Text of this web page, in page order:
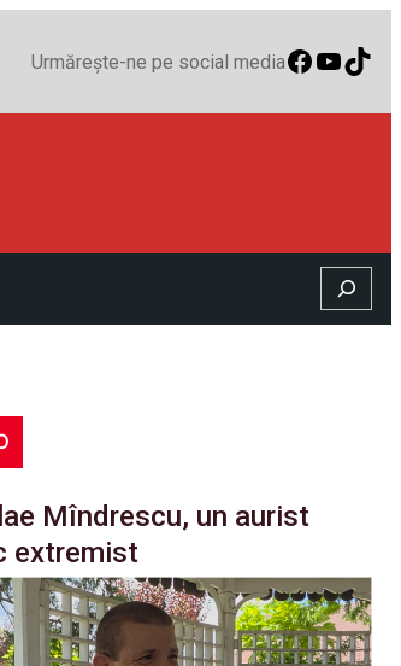
Urmărește-ne pe social media
Search
Mîndrescu, un aurist
extremist